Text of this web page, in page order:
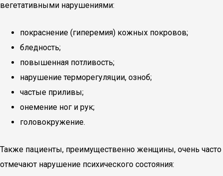
вегетативными нарушениями:
покраснение (гиперемия) кожных покровов;
бледность;
повышенная потливость;
нарушение терморегуляции, озноб;
частые приливы;
онемение ног и рук;
головокружение.
Также пациенты, преимущественно женщины, очень часто
отмечают нарушение психического состояния: